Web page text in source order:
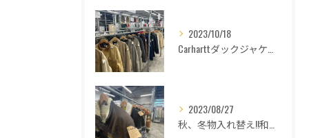
2023/10/18
2023/08/27